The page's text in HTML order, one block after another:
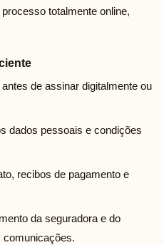
totalmente online,
de assinar digitalmente ou
dados pessoais e condições
recibos de pagamento e
da seguradora e do
comunicações.